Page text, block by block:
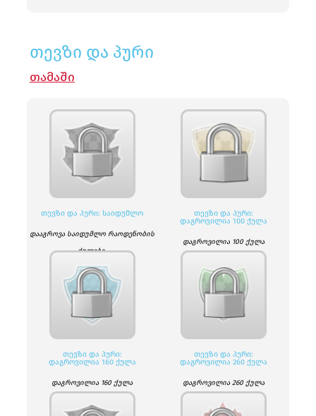
თევზი და პური
ᲗᲐᲛᲐᲨᲘ
ᲗᲔᲕᲖᲘ ᲓᲐ ᲞᲣᲠᲘ: ᲡᲐᲘᲓᲣᲛᲚᲝ
დააგროვა საიდუმლო რაოდენობის
ქულები.
ᲗᲔᲕᲖᲘ ᲓᲐ ᲞᲣᲠᲘ:
ᲓᲐᲒᲠᲝᲕᲘᲚᲘᲐ 100 ᲥᲣᲚᲐ
დაგროვილია 100 ქულა
ᲗᲔᲕᲖᲘ ᲓᲐ ᲞᲣᲠᲘ:
ᲓᲐᲒᲠᲝᲕᲘᲚᲘᲐ 160 ᲥᲣᲚᲐ
დაგროვილია 160 ქულა
ᲗᲔᲕᲖᲘ ᲓᲐ ᲞᲣᲠᲘ:
ᲓᲐᲒᲠᲝᲕᲘᲚᲘᲐ 260 ᲥᲣᲚᲐ
დაგროვილია 260 ქულა